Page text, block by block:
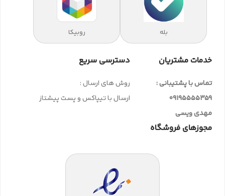
بله روبیکا
خدمات مشتریان
تماس با پشتیبانی :
09195555359
مهدی ویسی
دسترسی سریع
روش های ارسال :
ارسال با تیپاکس و پست پیشتاز
مجوزهای فروشگاه